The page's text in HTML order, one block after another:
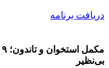
دریافت برنامه
بی‌نظیر